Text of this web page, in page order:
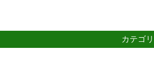
カテゴ